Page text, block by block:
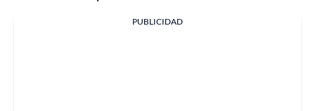
PUBLICIDAD